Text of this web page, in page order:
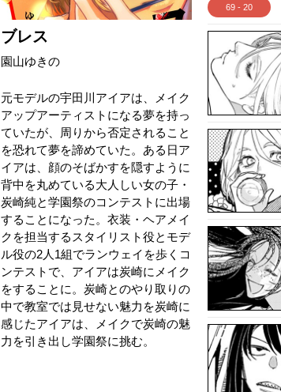
ブレス
園山ゆきの
元モデルの宇田川アイアは、メイク
アップアーティストになる夢を持っ
ていたが、周りから否定されること
を恐れて夢を諦めていた。ある日ア
イアは、顔のそばかすを隠すように
背中を丸めている大人しい女の子・
炭崎純と学園祭のコンテストに出場
することになった。衣装・ヘアメイ
クを担当するスタイリスト役とモデ
ル役の2人1組でランウェイを歩くコ
ンテストで、アイアは炭崎にメイク
をすることに。炭崎とのやり取りの
中で教室では見せない魅力を炭崎に
感じたアイアは、メイクで炭崎の魅
力を引き出し学園祭に挑む。
69 - 20